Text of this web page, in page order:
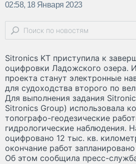
02:58, 18 Января 2023
Sitronics KT приступила к
оцифровки Ладожского озера.
проекта станут электронные
для судоходства второго по
Для выполнения задания
Sitronics Group) использовала
топографо-геодезические
гидрологические наблюдения.
оцифровано 12 тыс. кв.
окончание работ
Об этом сообщила пресс-